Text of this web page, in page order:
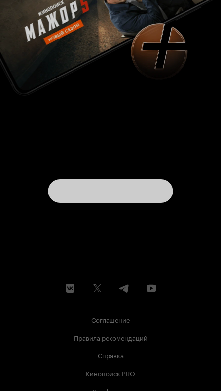
Соглашение
Правила рекомендаций
Справка
Кинопоиск PRO